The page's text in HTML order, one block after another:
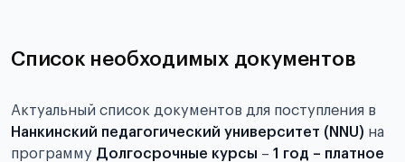
Список необходимых документов
Актуальный список документов для поступления в
Нанкинский педагогический университет (NNU) на
программу Долгосрочные курсы – 1 год – платное